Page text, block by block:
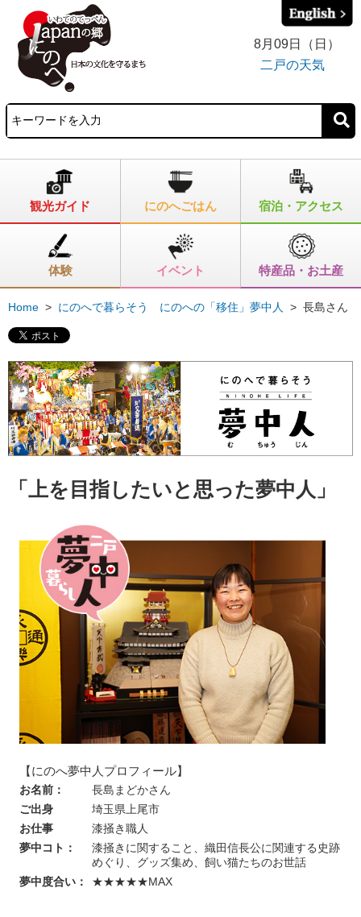
8月09日（日）
二戸の天気
観光ガイド にのへごはん 宿泊・アクセス
体験 イベント 特産品・お土産
Home > にのへで暮らそう にのへの「移住」夢中人 > 長島さん
「上を目指したいと思った夢中人」
【にのへ夢中人プロフィール】
お名前：
長島まどかさん
ご出身
埼玉県上尾市
お仕事
漆掻き職人
夢中コト：
漆掻きに関すること、織田信長公に関連する史跡
めぐり、グッズ集め、飼い猫たちのお世話
夢中度合い：
★★★★★MAX